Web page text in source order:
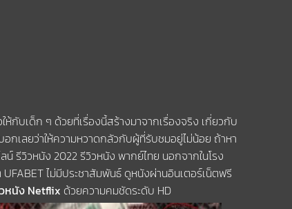
กับเด็ก ๆ ด้วยที่เรื่องนี้สร้างมาจากเรื่องจริง เกี่ยวกับ
กเลยว่าให้ความหวาดกลัวกับผู้ที่รับชมอยู่ไม่น้อย ถ้าหา
รีวิวหนัง 2022 รีวิวหนัง พากย์ไทย นอกจากในโรง
ไม่มีประชาสัมพันธ์ ดูหนังผ่านอินเตอร์เน็ตฟรี
หนัง Netflix ด้วยความคมชัดระดับ HD